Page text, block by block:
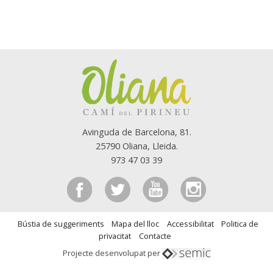
Avinguda de Barcelona, 81.
25790 Oliana, Lleida.
973 47 03 39
Bústia de suggeriments Mapa del lloc Accessibilitat
Politica de
privacitat
Contacte
Projecte desenvolupat per